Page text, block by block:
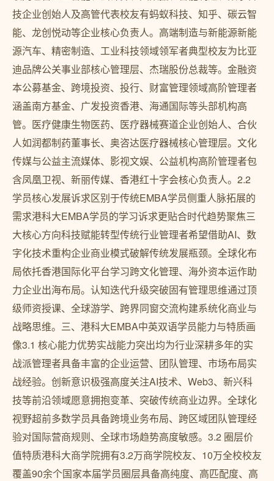
技企业创始人及高管代表校友有蚂蚁科技、知乎、碳云智
能、龙创悦动等企业核心负责人。高端制造与新能源新能
源汽车、精密制造、工业科技领域领军者典型校友为比亚
迪品牌公关事业部核心管理层、杰瑞股份总裁等。金融资
本公募基金、跨境投资、投行、财富管理领域高阶管理者
涵盖南方基金、广发投资香港、海通国际等头部机构高
管。医疗健康生物医药、医疗器械赛道企业创始人、合伙
人如润都制药董事长、奥咨达医疗器械核心管理层。文化
传媒与公益主流媒体、影视文娱、公益机构高阶管理者包
含凤凰卫视、新丽传媒、香港红十字会核心负责人。2.2
学员核心发展诉求区别于传统EMBA学员侧重人脉拓展的
需求港科大EMBA学员的学习诉求更贴合时代趋势聚焦三
大核心方向科技赋能转型传统行业管理者希望借助AI、数
字化技术重构企业商业模式破解传统发展瓶颈。全球化布
局依托香港国际化平台学习跨文化管理、海外资本运作助
力企业出海布局。认知迭代升级突破固有管理思维通过顶
级师资授课、全球游学、跨界同窗交流构建系统化商业与
战略思维。三、港科大EMBA中英双语学员能力与特质画
像3.1 核心能力优势实战能力突出均为行业深耕多年的实
战派管理者具备丰富的企业运营、团队管理、市场布局实
战经验。创新意识极强高度关注AI技术、Web3、新兴科
技等前沿领域愿意拥抱变革、突破传统商业边界。全球化
视野超前多数学员具备跨境业务布局、跨区域团队管理经
验对国际营商规则、全球市场趋势高度敏感。3.2 圈层价
值特质港科大商学院拥有3.2万商学院校友、10万全校校友
覆盖90余个国家本届学员圈层具备高纯度、高匹配度、高